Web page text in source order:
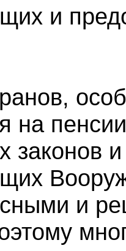
и
на
законов
и